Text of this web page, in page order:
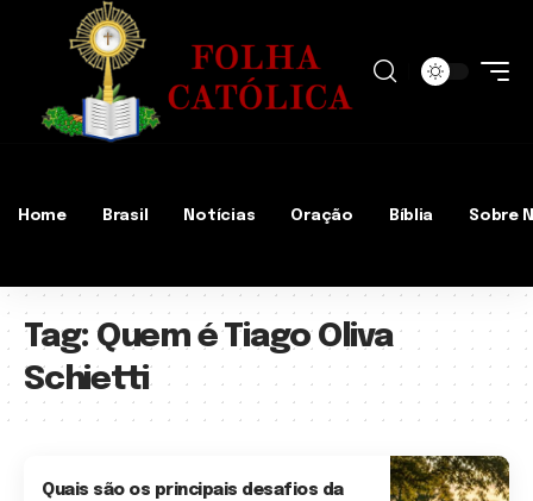
Home Brasil Notícias Oração Bíblia Sobre
Tag: Quem é Tiago Oliva
Schietti
Quais são os principais desafios da